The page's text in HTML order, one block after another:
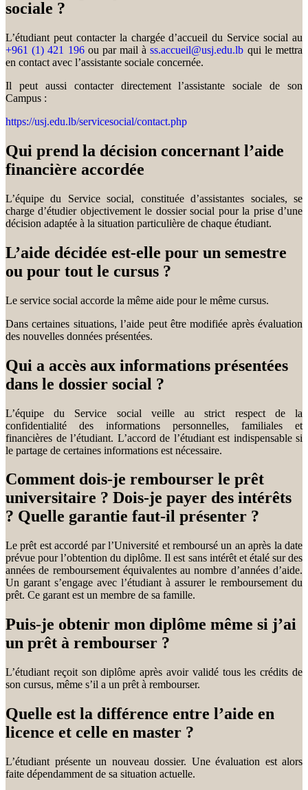
sociale ?
L’étudiant peut contacter la chargée d’accueil du Service social au
+961 (1) 421 196ou par mail àss.accueil@usj.edu.lb qui le mettra
en contact avec l’assistante sociale concernée.
Il peut aussi contacter directement l’assistante sociale de son
Campus :
https://usj.edu.lb/servicesocial/contact.php
Qui prend la décision concernant l’aide
financière accordée
L’équipe du Service social, constituée d’assistantes sociales, se
charge d’étudier objectivement le dossier social pour la prise d’une
décision adaptée à la situation particulière de chaque étudiant.
L’aide décidée est-elle pour un semestre
ou pour tout le cursus ?
Le service social accorde la même aide pour le même cursus.
Dans certaines situations, l’aide peut être modifiée après évaluation
des nouvelles données présentées.
Qui a accès aux informations présentées
dans le dossier social ?
L’équipe du Service social veille au strict respect de la
confidentialité des informations personnelles, familiales et
financières de l’étudiant. L’accord de l’étudiant est indispensable si
le partage de certaines informations est nécessaire.
Comment dois-je rembourser le prêt
universitaire ? Dois-je payer des intérêts
? Quelle garantie faut-il présenter ?
Le prêt est accordé par l’Université et remboursé un an après la date
prévue pour l’obtention du diplôme. Il est sans intérêt et étalé sur des
années de remboursement équivalentes au nombre d’années d’aide.
Un garant s’engage avec l’étudiant à assurer le remboursement du
prêt. Ce garant est un membre de sa famille.
Puis-je obtenir mon diplôme même si j’ai
un prêt à rembourser ?
L’étudiant reçoit son diplôme après avoir validé tous les crédits de
son cursus, même s’il a un prêt à rembourser.
Quelle est la différence entre l’aide en
licence et celle en master ?
L’étudiant présente un nouveau dossier. Une évaluation est alors
faite dépendamment de sa situation actuelle.